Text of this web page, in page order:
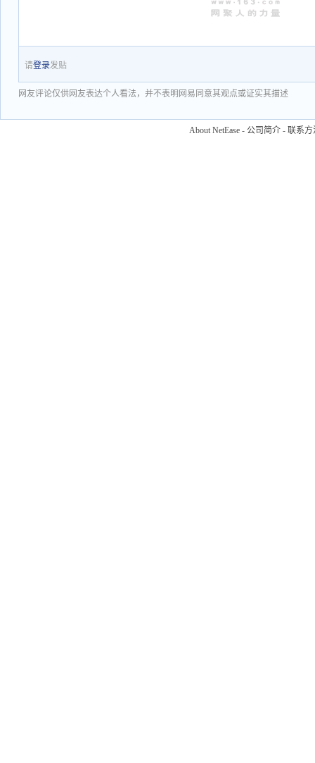
请登录发贴
网友评论仅供网友表达个人看法，并不表明网易同意其观点或证实其描述
About NetEase - 公司简介 - 联系方